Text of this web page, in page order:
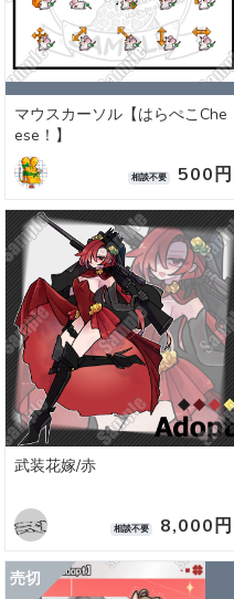
マウスカーソル【はらぺこChe
ese！】
相談不要 500円
武装花嫁/赤
相談不要 8,000円